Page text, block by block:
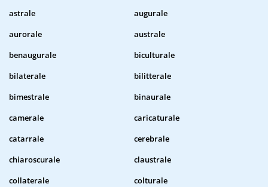
astrale
augurale
aurorale
australe
benaugurale
biculturale
bilaterale
bilitterale
bimestrale
binaurale
camerale
caricaturale
catarrale
cerebrale
chiaroscurale
claustrale
collaterale
colturale